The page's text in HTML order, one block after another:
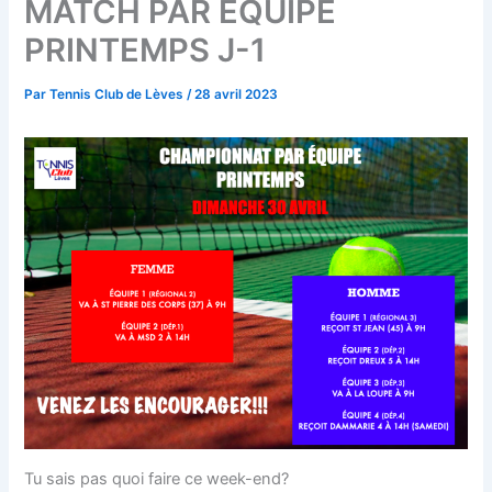
MATCH PAR ÉQUIPE
PRINTEMPS J-1
ParTennis Club de Lèves/28 avril 2023
Tu sais pas quoi faire ce week-end?